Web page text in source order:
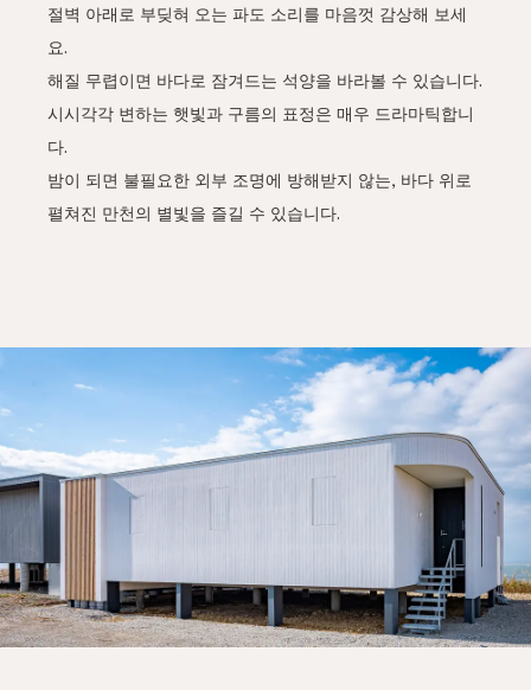
절벽 아래로 부딪혀 오는 파도 소리를 마음껏 감상해 보세
요.
해질 무렵이면 바다로 잠겨드는 석양을 바라볼 수 있습니다.
시시각각 변하는 햇빛과 구름의 표정은 매우 드라마틱합니
다.
밤이 되면 불필요한 외부 조명에 방해받지 않는, 바다 위로
펼쳐진 만천의 별빛을 즐길 수 있습니다.